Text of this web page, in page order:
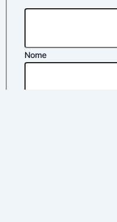
electrónico
Nome